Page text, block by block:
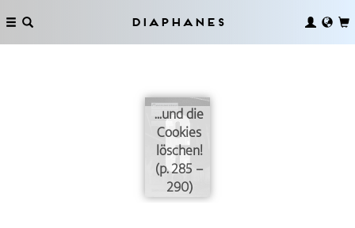
Diaphanes
...und die
Cookies
löschen!
(p. 285 –
290)